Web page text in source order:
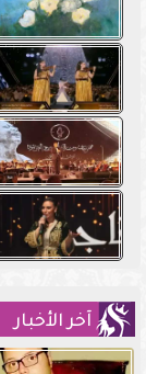
آخر الأخبار